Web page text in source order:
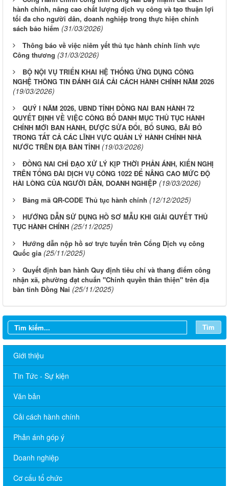
hành chính, nâng cao chất lượng dịch vụ công và tạo thuận lợi
tối đa cho người dân, doanh nghiệp trong thực hiện chính
sách bảo hiểm (31/03/2026)
Thông báo về việc niêm yết thủ tục hành chính lĩnh vực
Công thương (31/03/2026)
BỘ NỘI VỤ TRIỂN KHAI HỆ THỐNG ỨNG DỤNG CÔNG
NGHỆ THÔNG TIN ĐÁNH GIÁ CẢI CÁCH HÀNH CHÍNH NĂM 2026
(19/03/2026)
QUÝ I NĂM 2026, UBND TỈNH ĐỒNG NAI BAN HÀNH 72
QUYẾT ĐỊNH VỀ VIỆC CÔNG BỐ DANH MỤC THỦ TỤC HÀNH
CHÍNH MỚI BAN HÀNH, ĐƯỢC SỬA ĐỔI, BỔ SUNG, BÃI BỎ
TRONG TẤT CẢ CÁC LĨNH VỰC QUẢN LÝ HÀNH CHÍNH NHÀ
NƯỚC TRÊN ĐỊA BÀN TỈNH (19/03/2026)
ĐỒNG NAI CHỈ ĐẠO XỬ LÝ KỊP THỜI PHẢN ÁNH, KIẾN NGHỊ
TRÊN TỔNG ĐÀI DỊCH VỤ CÔNG 1022 ĐỂ NÂNG CAO MỨC ĐỘ
HÀI LÒNG CỦA NGƯỜI DÂN, DOANH NGHIỆP (19/03/2026)
Bảng mã QR-CODE Thủ tục hành chính (12/12/2025)
HƯỚNG DẪN SỬ DỤNG HỒ SƠ MẪU KHI GIẢI QUYẾT THỦ
TỤC HÀNH CHÍNH (25/11/2025)
Hướng dẫn nộp hồ sơ trực tuyến trên Cổng Dịch vụ công
Quốc gia (25/11/2025)
Quyết định ban hành Quy định tiêu chí và thang điểm công
nhận xã, phường đạt chuẩn "Chính quyền thân thiện" trên địa
bàn tỉnh Đồng Nai (25/11/2025)
Tìm
Giới thiệu
Tin Tức - Sự kiện
Văn bản
Cải cách hành chính
Phản ánh góp ý
Doanh nghiệp
Cơ cấu tổ chức
Lịch làm việc của HĐND-UBND Xã Tuần thứ 4 năm 2026 (Từ
ngày 19/1/2026 đến ngày 23/1/2026)